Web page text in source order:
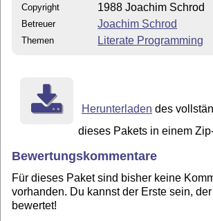
Copyright 1988 Joachim Schrod
Betreuer Joachim Schrod
Themen Literate Programming
Herunterladen des
dieses Pakets in einem
Bewertungskommentare
Für dieses Paket sind bisher keine
vorhanden. Du kannst der Erste sein,
bewertet!